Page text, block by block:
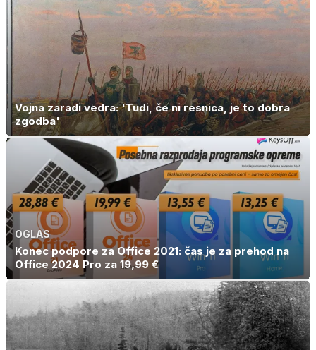
Vojna zaradi vedra: 'Tudi, če ni resnica, je to dobra
zgodba'
OGLAS
Konec podpore za Office 2021: čas je za prehod na
Office 2024 Pro za 19,99 €